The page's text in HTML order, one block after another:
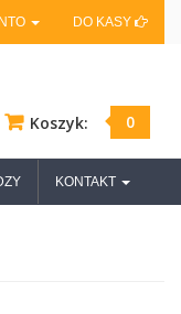
DO KASY
Koszyk: 0
KONTAKT